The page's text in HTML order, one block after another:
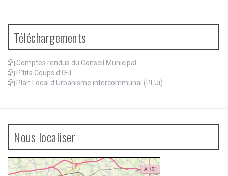
Téléchargements
Comptes rendus du Conseil Municipal
P'tits Coups d'Œil
Plan Local d’Urbanisme intercommunal (PLUi)
Nous localiser